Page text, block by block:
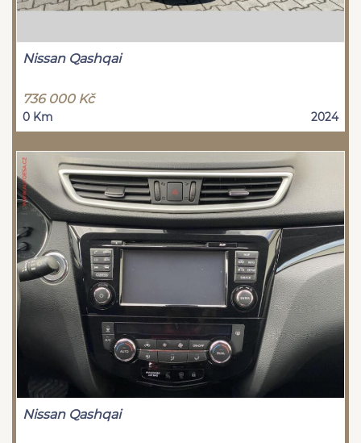
Nissan Qashqai
736 000 Kč
0 Km 2024
Nissan Qashqai